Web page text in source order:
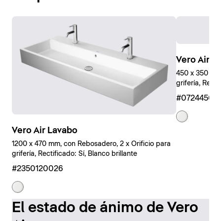
Vero Air Lavabo
1200 x 470 mm, con Rebosadero, 2 x Orificio para
grifería, Rectificado: Sí, Blanco brillante
#2350120026
Vero Air
450 x 350
grifería,
El estado de ánimo de Vero